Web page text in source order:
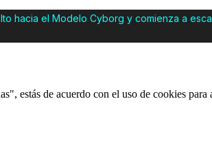
hacia el Modelo Cyborg y comienza a
estás de acuerdo con el uso de cookies